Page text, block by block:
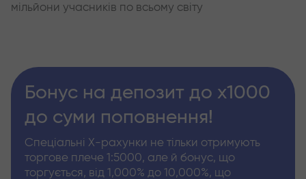
мільйони учасників по всьому світу
Бонус на депозит до х1000
до суми поповнення!
Спеціальні Х-рахунки не тільки отримують
торгове плече 1:5000, але й бонус, що
торгується, від 1,000% до 10,000%, що